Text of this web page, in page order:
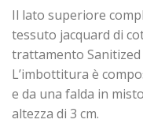
Il lato superiore
tessuto jacquard di
trattamento
L’imbottitura è
e da una falda in
altezza di 3 cm.